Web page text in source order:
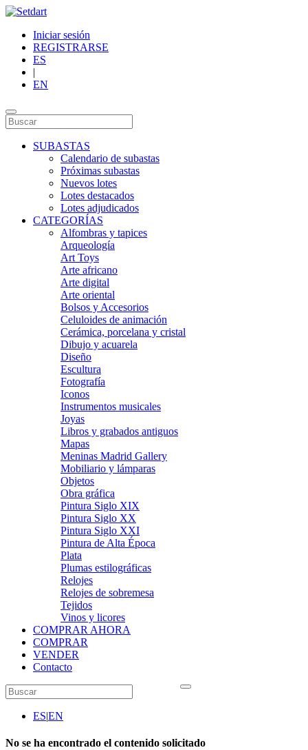
Iniciar sesión
REGISTRARSE
ES
|
EN
SUBASTAS
Calendario de subastas
Próximas subastas
Nuevos lotes
Lotes destacados
Lotes adjudicados
CATEGORÍAS
Alfombras y tapices
Arqueología
Art Toys
Arte africano
Arte digital
Arte oriental
Bolsos y Accesorios
Celuloides de animación
Cerámica, porcelana y cristal
Dibujo y acuarela
Diseño
Escultura
Fotografía
Iconos
Instrumentos musicales
Joyas
Libros y grabados antiguos
Mapas
Meninas Madrid Gallery
Mobiliario y lámparas
Objetos
Obra gráfica
Pintura Siglo XIX
Pintura Siglo XX
Pintura Siglo XXI
Pintura de Alta Época
Plata
Plumas estilográficas
Relojes
Relojes de sobremesa
Tejidos
Vinos y licores
COMPRAR AHORA
COMPRAR
VENDER
Contacto
ES|EN
No se ha encontrado el contenido solicitado